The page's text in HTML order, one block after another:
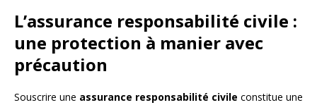
L’assurance responsabilité civile :
une protection à manier avec
précaution
Souscrire une assurance responsabilité civile constitue une